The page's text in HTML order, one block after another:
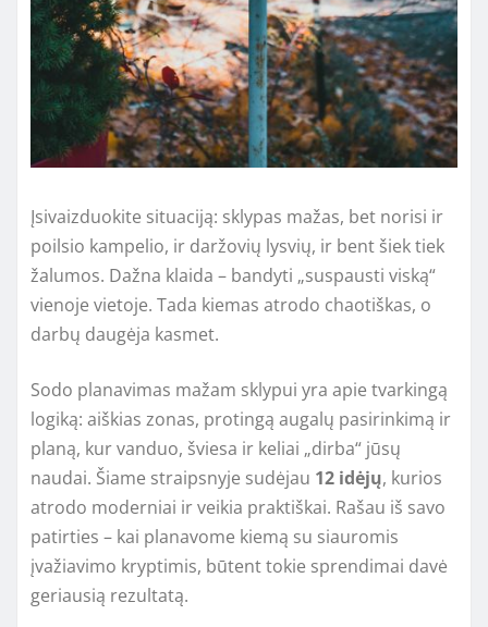
Įsivaizduokite situaciją: sklypas mažas, bet norisi ir
poilsio kampelio, ir daržovių lysvių, ir bent šiek tiek
žalumos. Dažna klaida – bandyti „suspausti viską“
vienoje vietoje. Tada kiemas atrodo chaotiškas, o
darbų daugėja kasmet.
Sodo planavimas mažam sklypui yra apie tvarkingą
logiką: aiškias zonas, protingą augalų pasirinkimą ir
planą, kur vanduo, šviesa ir keliai „dirba“ jūsų
naudai. Šiame straipsnyje sudėjau 12 idėjų, kurios
atrodo moderniai ir veikia praktiškai. Rašau iš savo
patirties – kai planavome kiemą su siauromis
įvažiavimo kryptimis, būtent tokie sprendimai davė
geriausią rezultatą.